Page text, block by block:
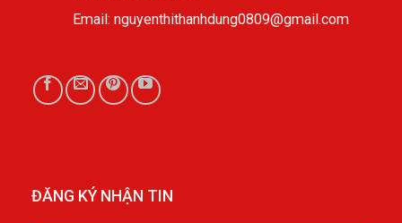
Email: nguyenthithanhdung0809@gmail.com
ĐĂNG KÝ NHẬN TIN